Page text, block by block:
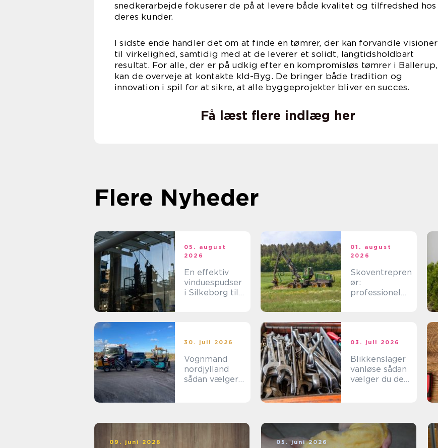
snedkerarbejde fokuserer de på at levere både kvalitet og tilfredshed hos
deres kunder.
I sidste ende handler det om at finde en tømrer, der kan forvandle visioner
til virkelighed, samtidig med at de leverer et solidt, langtidsholdbart
resultat. For alle, der er på udkig efter en kompromisløs tømrer i Ballerup,
kan de overveje at kontakte kld-Byg. De bringer både tradition og
innovation i spil for at sikre, at alle byggeprojekter bliver en succes.
Få læst flere indlæg her
Flere Nyheder
05. august
2026
En effektiv
vinduespudser
i Silkeborg til
01. august
2026
Skoventrepren
ør:
professionel
30. juli 2026
Vognmand
nordjylland
sådan vælger
03. juli 2026
Blikkenslager
vanløse sådan
vælger du den
09. juni 2026 05. juni 2026